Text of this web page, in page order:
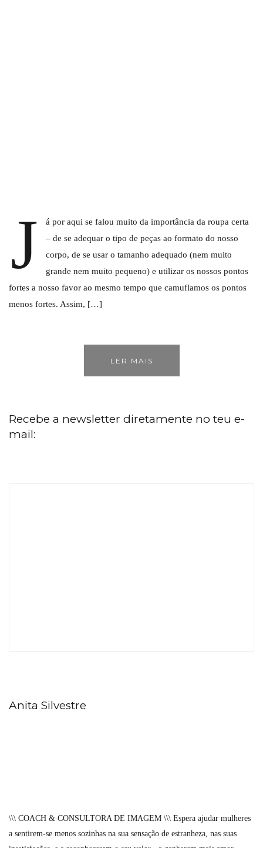
J
á por aqui se falou muito da importância da roupa certa
– de se adequar o tipo de peças ao formato do nosso
corpo, de se usar o tamanho adequado (nem muito
grande nem muito pequeno) e utilizar os nossos pontos
fortes a nosso favor ao mesmo tempo que camuflamos os pontos
menos fortes. Assim, […]
LER MAIS
Recebe a newsletter diretamente no teu e-
mail:
Anita Silvestre
\\\ COACH & CONSULTORA DE IMAGEM \\\ Espera ajudar mulheres
a sentirem-se menos sozinhas na sua sensação de estranheza, nas suas